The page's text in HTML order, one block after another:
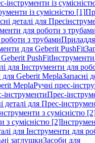
інструменти із
із сумісністю [1]
деталі для
для роботи з
з трубамиПриладдя
для Geberit PushFit
PushFit
для Інструменти для
для Geberit MeplaЗапасні
MeplaРучні прес-
інструментиПрес-
деталі для Прес-
з сумісністю
з сумісністю [2]
для Інструменти для
заглушкиЗасоби для